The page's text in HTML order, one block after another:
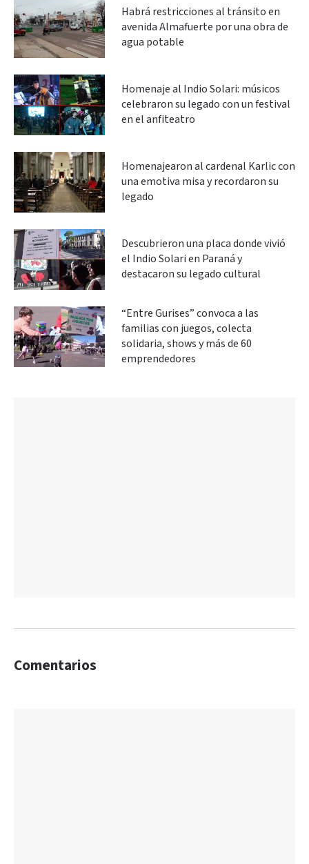
Habrá restricciones al tránsito en
avenida Almafuerte por una obra de
agua potable
Homenaje al Indio Solari: músicos
celebraron su legado con un festival
en el anfiteatro
Homenajearon al cardenal Karlic con
una emotiva misa y recordaron su
legado
Descubrieron una placa donde vivió
el Indio Solari en Paraná y
destacaron su legado cultural
“Entre Gurises” convoca a las
familias con juegos, colecta
solidaria, shows y más de 60
emprendedores
Comentarios